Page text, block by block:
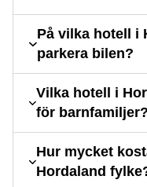
På vilka hotell i
parkera bilen?
Vilka hotell i
för barnfamiljer?
Hur mycket
Hordaland